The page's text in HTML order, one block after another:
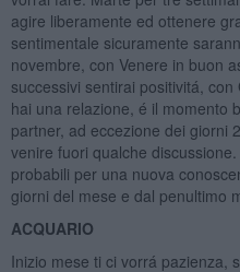
agire liberamente ed ottenere
sentimentale sicuramente
novembre, con Venere in buon
successivi sentirai positivitá,
hai una relazione, é il momento
partner, ad eccezione dei giorni
venire fuori qualche
probabili per una nuova
giorni del mese e dal penultimo
ACQUARIO
Inizio mese ti ci vorrá pazienza,